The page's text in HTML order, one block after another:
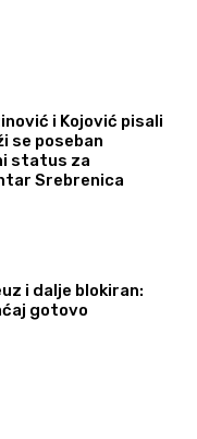
i Kojović pisali
se poseban
status za
Srebrenica
i dalje blokiran:
gotovo